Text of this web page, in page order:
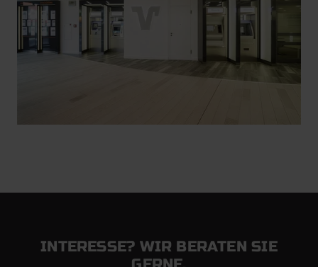
INTERESSE? WIR BERATEN SIE